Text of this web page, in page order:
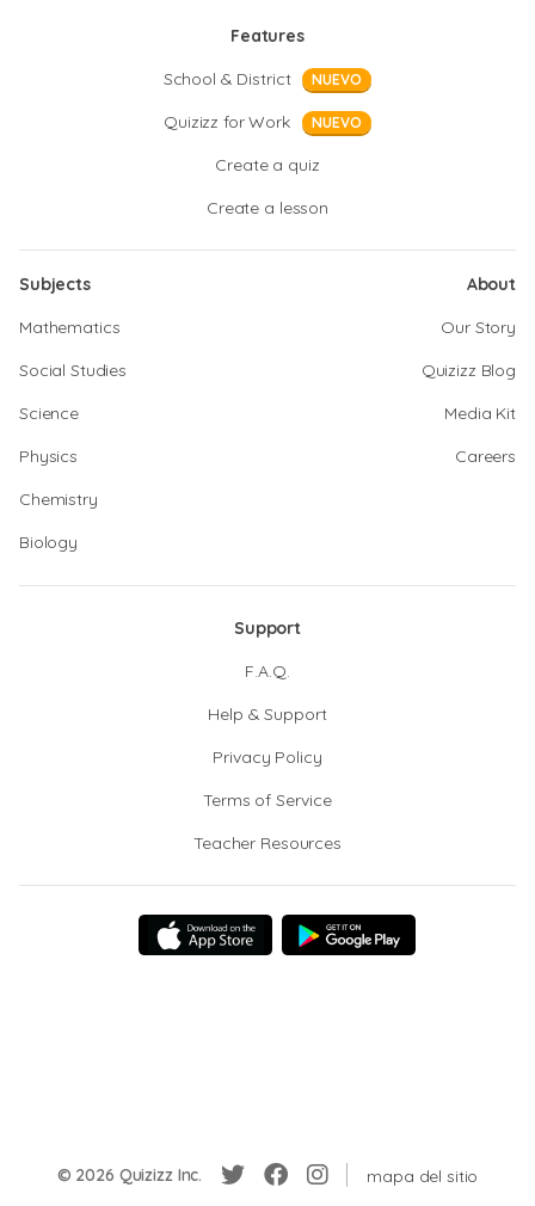
Features
School & District
NUEVO
Quizizz for Work NUEVO
Create a quiz
Create a lesson
Subjects
Mathematics
Social Studies
Science
Physics
Chemistry
Biology
About
Our Story
Quizizz Blog
Media Kit
Careers
Support
F.A.Q.
Help & Support
Privacy Policy
Terms of Service
Teacher Resources
© 2026 Quizizz Inc. mapa del sitio